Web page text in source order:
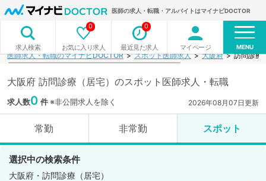
医師の求人・転職・アルバイトはマイナビDOCTOR
求人検索 お気に入り求人
0
最近見た求人
0
マイページ MENU
医師求人・転職のマイナビDOCTOR スポット医師求人 大阪府 訪問診療
大阪府 訪問診療（居宅）のスポット医師求人・転職
求人数0 件※非公開求人を除く 2026年08月07日更新
常勤 非常勤 スポット
選択中の検索条件
大阪府・訪問診療（居宅）